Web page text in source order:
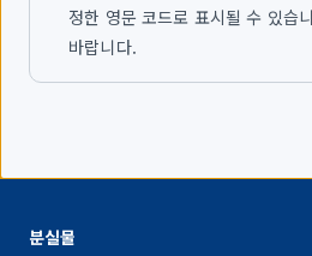
정한 영문 코드로 표시될 수 있습
바랍니다.
분실물